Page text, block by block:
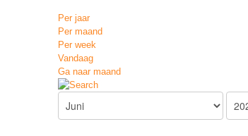
Per jaar
Per maand
Per week
Vandaag
Ga naar maand